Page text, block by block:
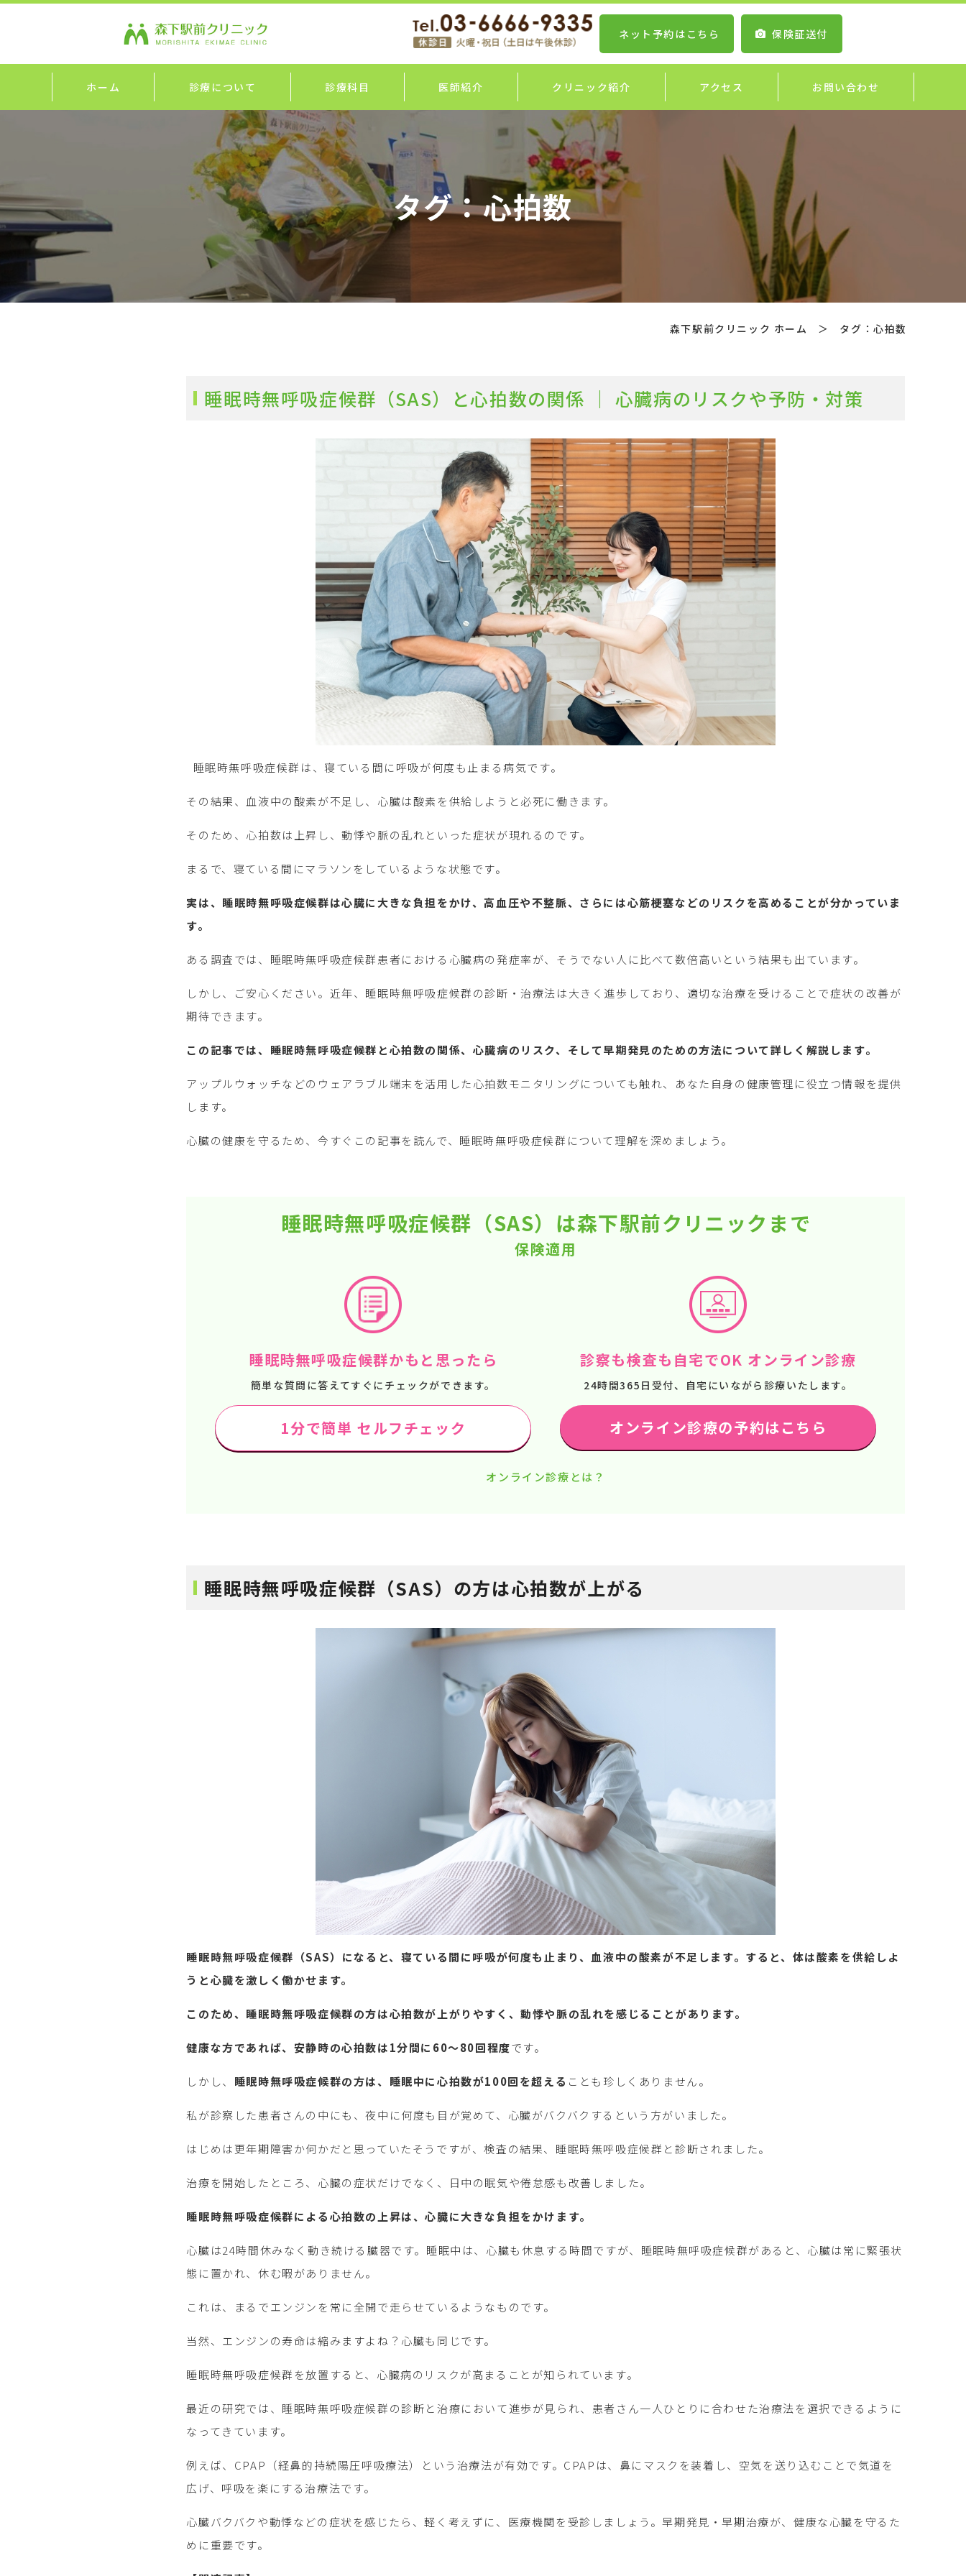
ネット予約はこちら 保険証送付
ホーム 診療について 診療科目 医師紹介 クリニック紹介 アクセス お問い合わせ
タグ：心拍数
森下駅前クリニック ホーム ＞ タグ：心拍数
睡眠時無呼吸症候群（SAS）と心拍数の関係 ｜ 心臓病のリスクや予防・対策
睡眠時無呼吸症候群は、寝ている間に呼吸が何度も止まる病気です。
その結果、血液中の酸素が不足し、心臓は酸素を供給しようと必死に働きます。
そのため、心拍数は上昇し、動悸や脈の乱れといった症状が現れるのです。
まるで、寝ている間にマラソンをしているような状態です。
実は、睡眠時無呼吸症候群は心臓に大きな負担をかけ、高血圧や不整脈、さらには心筋梗塞などのリスクを高めることが分かっていま
す。
ある調査では、睡眠時無呼吸症候群患者における心臓病の発症率が、そうでない人に比べて数倍高いという結果も出ています。
しかし、ご安心ください。近年、睡眠時無呼吸症候群の診断・治療法は大きく進歩しており、適切な治療を受けることで症状の改善が
期待できます。
この記事では、睡眠時無呼吸症候群と心拍数の関係、心臓病のリスク、そして早期発見のための方法について詳しく解説します。
アップルウォッチなどのウェアラブル端末を活用した心拍数モニタリングについても触れ、あなた自身の健康管理に役立つ情報を提供
します。
心臓の健康を守るため、今すぐこの記事を読んで、睡眠時無呼吸症候群について理解を深めましょう。
睡眠時無呼吸症候群（SAS）は森下駅前クリニックまで
保険適用
睡眠時無呼吸症候群かもと思ったら
簡単な質問に答えてすぐにチェックができます。
1分で簡単 セルフチェック
診察も検査も自宅でOK オンライン診療
24時間365日受付、自宅にいながら診療いたします。
オンライン診療の予約はこちら
オンライン診療とは？
睡眠時無呼吸症候群（SAS）の方は心拍数が上がる
睡眠時無呼吸症候群（SAS）になると、寝ている間に呼吸が何度も止まり、血液中の酸素が不足します。すると、体は酸素を供給しよ
うと心臓を激しく働かせます。
このため、睡眠時無呼吸症候群の方は心拍数が上がりやすく、動悸や脈の乱れを感じることがあります。
健康な方であれば、安静時の心拍数は1分間に60～80回程度です。
しかし、 睡眠時無呼吸症候群の方は、睡眠中に心拍数が100回を超える ことも珍しくありません。
私が診察した患者さんの中にも、夜中に何度も目が覚めて、心臓がバクバクするという方がいました。
はじめは更年期障害か何かだと思っていたそうですが、検査の結果、睡眠時無呼吸症候群と診断されました。
治療を開始したところ、心臓の症状だけでなく、日中の眠気や倦怠感も改善しました。
睡眠時無呼吸症候群による心拍数の上昇は、心臓に大きな負担をかけます。
心臓は24時間休みなく動き続ける臓器です。睡眠中は、心臓も休息する時間ですが、睡眠時無呼吸症候群があると、心臓は常に緊張状
態に置かれ、休む暇がありません。
これは、まるでエンジンを常に全開で走らせているようなものです。
当然、エンジンの寿命は縮みますよね？心臓も同じです。
睡眠時無呼吸症候群を放置すると、心臓病のリスクが高まることが知られています。
最近の研究では、睡眠時無呼吸症候群の診断と治療において進歩が見られ、患者さん一人ひとりに合わせた治療法を選択できるように
なってきています。
例えば、CPAP（経鼻的持続陽圧呼吸療法）という治療法が有効です。CPAPは、鼻にマスクを装着し、空気を送り込むことで気道を
広げ、呼吸を楽にする治療法です。
心臓バクバクや動悸などの症状を感じたら、軽く考えずに、医療機関を受診しましょう。早期発見・早期治療が、健康な心臓を守るた
めに重要です。